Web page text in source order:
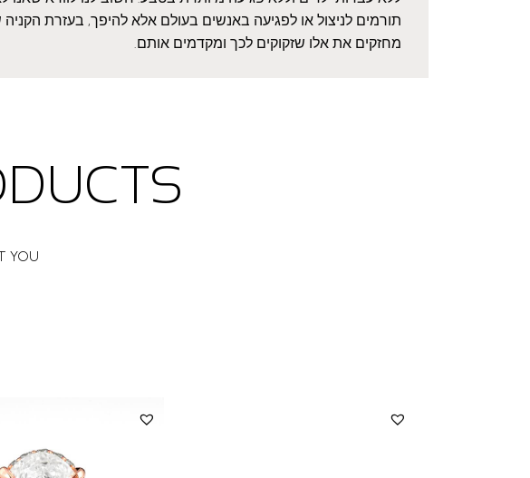
תורמים לניצול או לפגיעה באנשים בעולם אלא להיפך, בעזרת הקניה
מחזקים את אלו שזקוקים לכך ומקדמים אותם.
YOU